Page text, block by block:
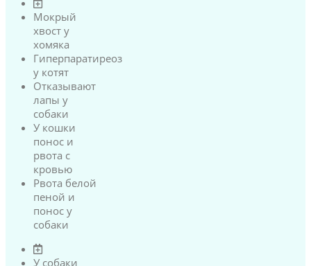
Мокрый
хвост у
хомяка
Гиперпаратиреоз
у котят
Отказывают
лапы у
собаки
У кошки
понос и
рвота с
кровью
Рвота белой
пеной и
понос у
собаки
У собаки